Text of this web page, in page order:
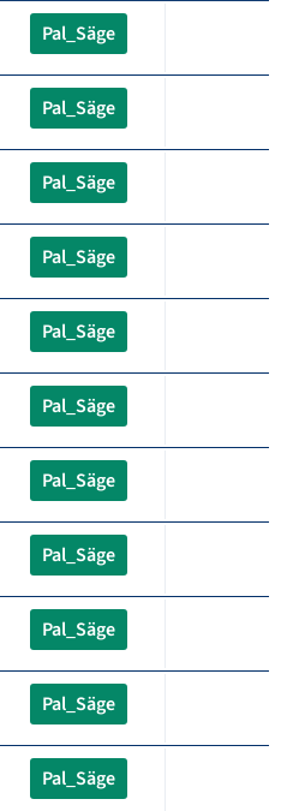
Pal_Säge
Pal_Säge
Pal_Säge
Pal_Säge
Pal_Säge
Pal_Säge
Pal_Säge
Pal_Säge
Pal_Säge
Pal_Säge
Pal_Säge